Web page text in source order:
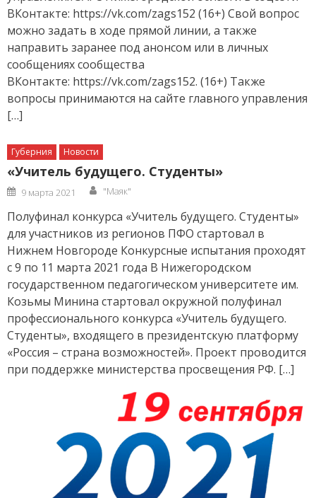
ВКонтакте: https://vk.com/zags152 (16+) Свой вопрос
можно задать в ходе прямой линии, а также
направить заранее под анонсом или в личных
сообщениях сообщества
ВКонтакте: https://vk.com/zags152. (16+) Также
вопросы принимаются на сайте главного управления
[…]
Губерния Новости
«Учитель будущего. Студенты»
Posted
on
9 марта 2021 Author
"Маяк"
Полуфинал конкурса «Учитель будущего. Студенты»
для участников из регионов ПФО стартовал в
Нижнем Новгороде Конкурсные испытания проходят
с 9 по 11 марта 2021 года В Нижегородском
государственном педагогическом университете им.
Козьмы Минина стартовал окружной полуфинал
профессионального конкурса «Учитель будущего.
Студенты», входящего в президентскую платформу
«Россия – страна возможностей». Проект проводится
при поддержке министерства просвещения РФ. […]